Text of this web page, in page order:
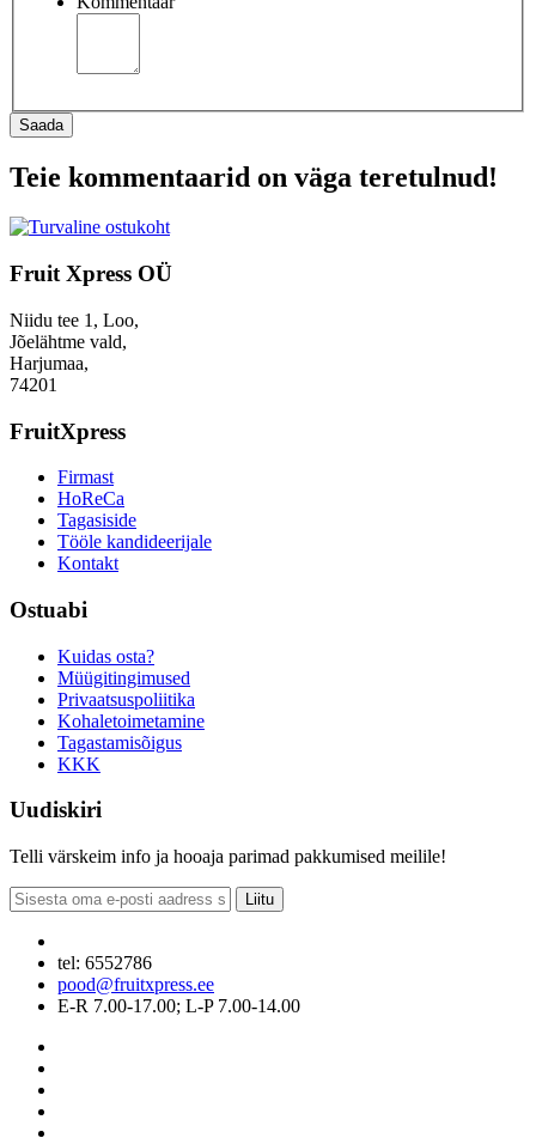
Saada
Teie kommentaarid on väga teretulnud!
Fruit Xpress OÜ
Niidu tee 1, Loo,
Jõelähtme vald,
Harjumaa,
74201
FruitXpress
Firmast
HoReCa
Tagasiside
Tööle kandideerijale
Kontakt
Ostuabi
Kuidas osta?
Müügitingimused
Privaatsuspoliitika
Kohaletoimetamine
Tagastamisõigus
KKK
Uudiskiri
Telli värskeim info ja hooaja parimad pakkumised meilile!
Liitu
tel: 6552786
pood@fruitxpress.ee
E-R 7.00-17.00; L-P 7.00-14.00